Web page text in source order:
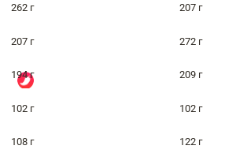
262 г 207 г
207 г 272 г
194 г 209 г
102 г 102 г
108 г 122 г